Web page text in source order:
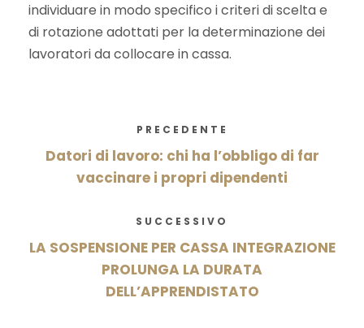
individuare in modo specifico i criteri di scelta e
di rotazione adottati per la determinazione dei
lavoratori da collocare in cassa.
PRECEDENTE
Datori di lavoro: chi ha l’obbligo di far
vaccinare i propri dipendenti
SUCCESSIVO
LA SOSPENSIONE PER CASSA INTEGRAZIONE
PROLUNGA LA DURATA
DELL’APPRENDISTATO